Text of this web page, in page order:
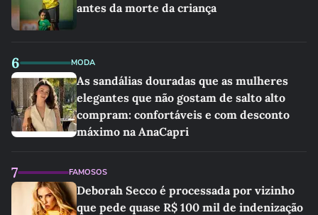
antes da morte da criança
6 MODA
As sandálias douradas que as mulheres
elegantes que não gostam de salto alto
compram: confortáveis e com desconto
máximo na AnaCapri
7 FAMOSOS
Deborah Secco é processada por vizinho
que pede quase R$ 100 mil de indenização